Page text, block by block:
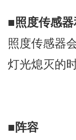
■照度传感
照度传感器
灯光熄灭的
■ 阵容